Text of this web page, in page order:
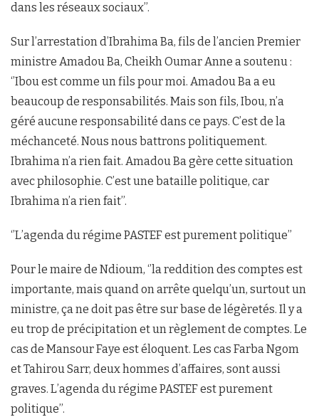
dans les réseaux sociaux’’.
Sur l’arrestation d’Ibrahima Ba, fils de l’ancien Premier
ministre Amadou Ba, Cheikh Oumar Anne a soutenu :
‘’Ibou est comme un fils pour moi. Amadou Ba a eu
beaucoup de responsabilités. Mais son fils, Ibou, n’a
géré aucune responsabilité dans ce pays. C’est de la
méchanceté. Nous nous battrons politiquement.
Ibrahima n’a rien fait. Amadou Ba gère cette situation
avec philosophie. C’est une bataille politique, car
Ibrahima n’a rien fait’’.
‘’L’agenda du régime PASTEF est purement politique’’
Pour le maire de Ndioum, ‘’la reddition des comptes est
importante, mais quand on arrête quelqu’un, surtout un
ministre, ça ne doit pas être sur base de légèretés. Il y a
eu trop de précipitation et un règlement de comptes. Le
cas de Mansour Faye est éloquent. Les cas Farba Ngom
et Tahirou Sarr, deux hommes d’affaires, sont aussi
graves. L’agenda du régime PASTEF est purement
politique’’.